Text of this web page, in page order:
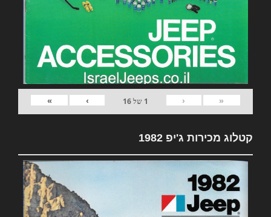
«
‹
1 של16
›
»
קטלוג מכירות ג'יפ 1982